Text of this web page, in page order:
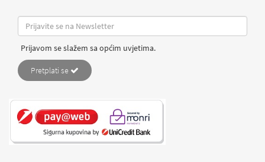
Prijavom se slažem sa općim uvjetima.
Pretplati se